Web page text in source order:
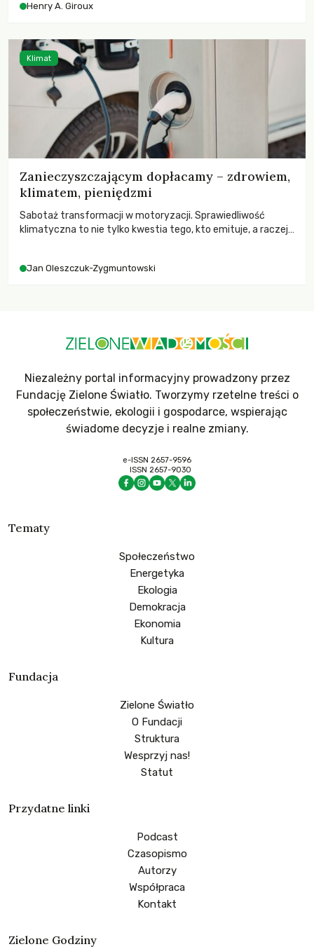
wychowają świadomych obywateli?
Henry A. Giroux
Zanieczyszczającym dopłacamy – zdrowiem,
klimatem, pieniędzmi
Sabotaż transformacji w motoryzacji. Sprawiedliwość
klimatyczna to nie tylko kwestia tego, kto emituje, a raczej
Jan Oleszczuk-Zygmuntowski
Klimat
Niezależny portal informacyjny prowadzony przez
Fundację Zielone Światło. Tworzymy rzetelne treści o
społeczeństwie, ekologii i gospodarce, wspierając
świadome decyzje i realne zmiany.
e-ISSN 2657-9596
ISSN 2657-9030
Tematy
Społeczeństwo
Energetyka
Ekologia
Demokracja
Ekonomia
Kultura
Fundacja
Zielone Światło
O Fundacji
Struktura
Wesprzyj nas!
Statut
Przydatne linki
Podcast
Czasopismo
Autorzy
Współpraca
Kontakt
Zielone Godziny